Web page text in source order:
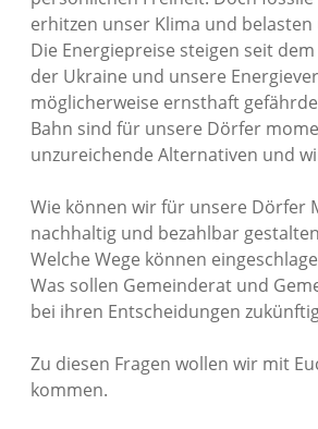
erhitzen unser Klima und
Die Energiepreise steigen seit
der Ukraine und unsere
möglicherweise ernsthaft
Bahn sind für unsere Dörfer
unzureichende Alternativen und
Wie können wir für unsere Dörfer
nachhaltig und bezahlbar
Welche Wege können
Was sollen Gemeinderat und
bei ihren Entscheidungen
Zu diesen Fragen wollen wir mit
kommen.